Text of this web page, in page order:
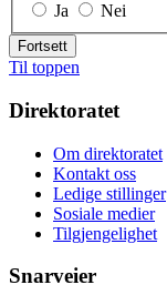
Ja
Nei
Fortsett
Til toppen
Direktoratet
Om direktoratet
Kontakt oss
Ledige stillinger
Sosiale medier
Tilgjengelighet
Snarveier